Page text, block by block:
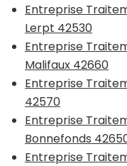
Entreprise
Lerpt 42530
Entreprise
Malifaux 42660
Entreprise
42570
Entreprise
Bonnefonds
Entreprise